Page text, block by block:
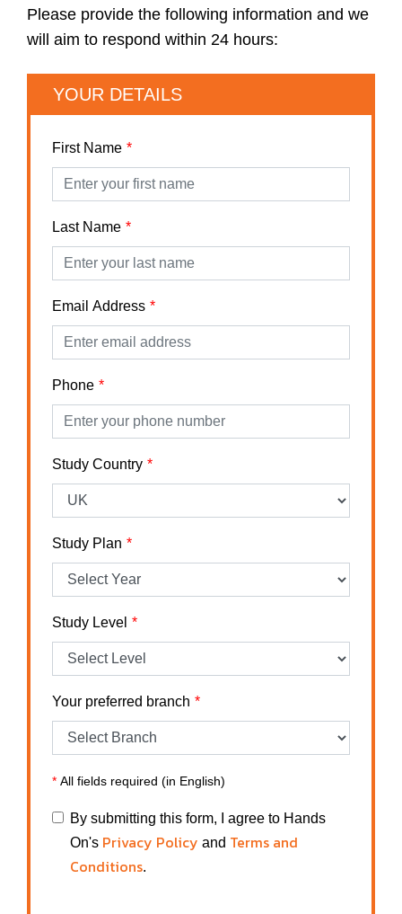
Please provide the following information and we
will aim to respond within 24 hours:
YOUR DETAILS
First Name
Last Name
Email Address
Phone
Study Country
Study Plan
Study Level
Your preferred branch
* All fields required (in English)
By submitting this form, I agree to Hands
On's Privacy Policy and Terms and
Conditions.